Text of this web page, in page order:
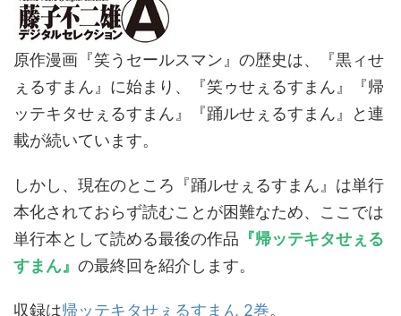
原作漫画『笑うセールスマン』の歴史は、『黒ィせ
ぇるすまん』に始まり、『笑ゥせぇるすまん』『帰
ッテキタせぇるすまん』『踊ルせぇるすまん』と連
載が続いています。
しかし、現在のところ『踊ルせぇるすまん』は単行
本化されておらず読むことが困難なため、ここでは
単行本として読める最後の作品 『帰ッテキタせぇる
すまん』 の最終回を紹介します。
収録は帰ッテキタせぇるすまん 2巻。